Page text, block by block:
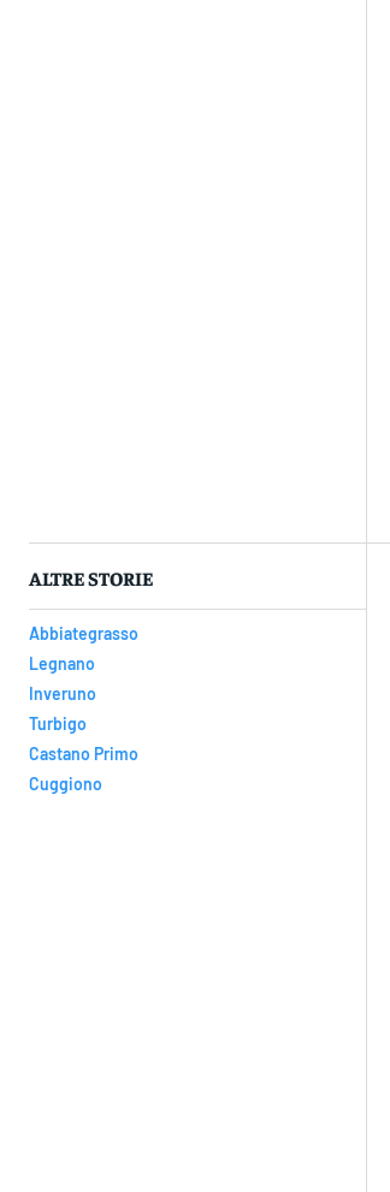
ALTRE STORIE
Abbiategrasso
Legnano
Inveruno
Turbigo
Castano Primo
Cuggiono